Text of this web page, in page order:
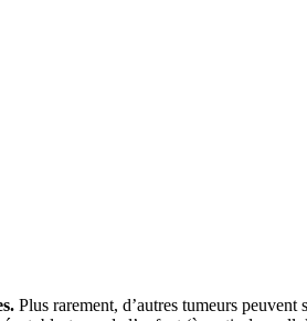
Plus rarement, d’autres tumeurs